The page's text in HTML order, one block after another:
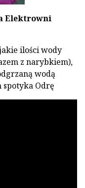
Elektrowni
ilości wody
z narybkiem),
wodą
spotyka Odrę